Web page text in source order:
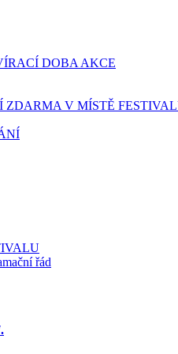
DOBA AKCE
ZDARMA V MÍSTĚ
řád